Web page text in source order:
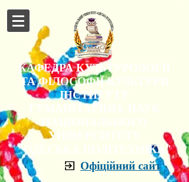
КАФЕДРА КУЛЬТУРОЛОГІЇ
ТА ФІЛОСОФІЇ КУЛЬТУРИ
ІНСТИТУТУ
ГУМАНІТАРНИХ НАУК
НАЦІОНАЛЬНОГО
УНІВЕРСИТЕТУ
"ОДЕСЬКА ПОЛІТЕХНІКА"
Офіційний сайт